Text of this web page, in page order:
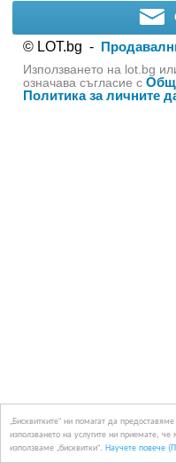
„Бисквитките“ ни помагат да
използването на услугите ни приемате,
използваме „бисквитки“. Научете повече
© LOT.bg -
Използването на lot.bg
означава съгласие с
Политика за личните